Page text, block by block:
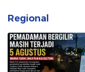
Regional